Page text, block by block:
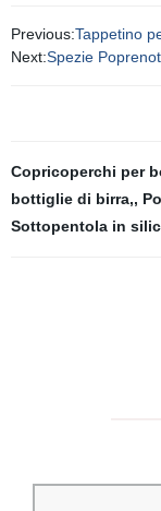
Previous:Tappetino
Next:Spezie
Copricoperchi per
bottiglie di birra,,
Sottopentola in